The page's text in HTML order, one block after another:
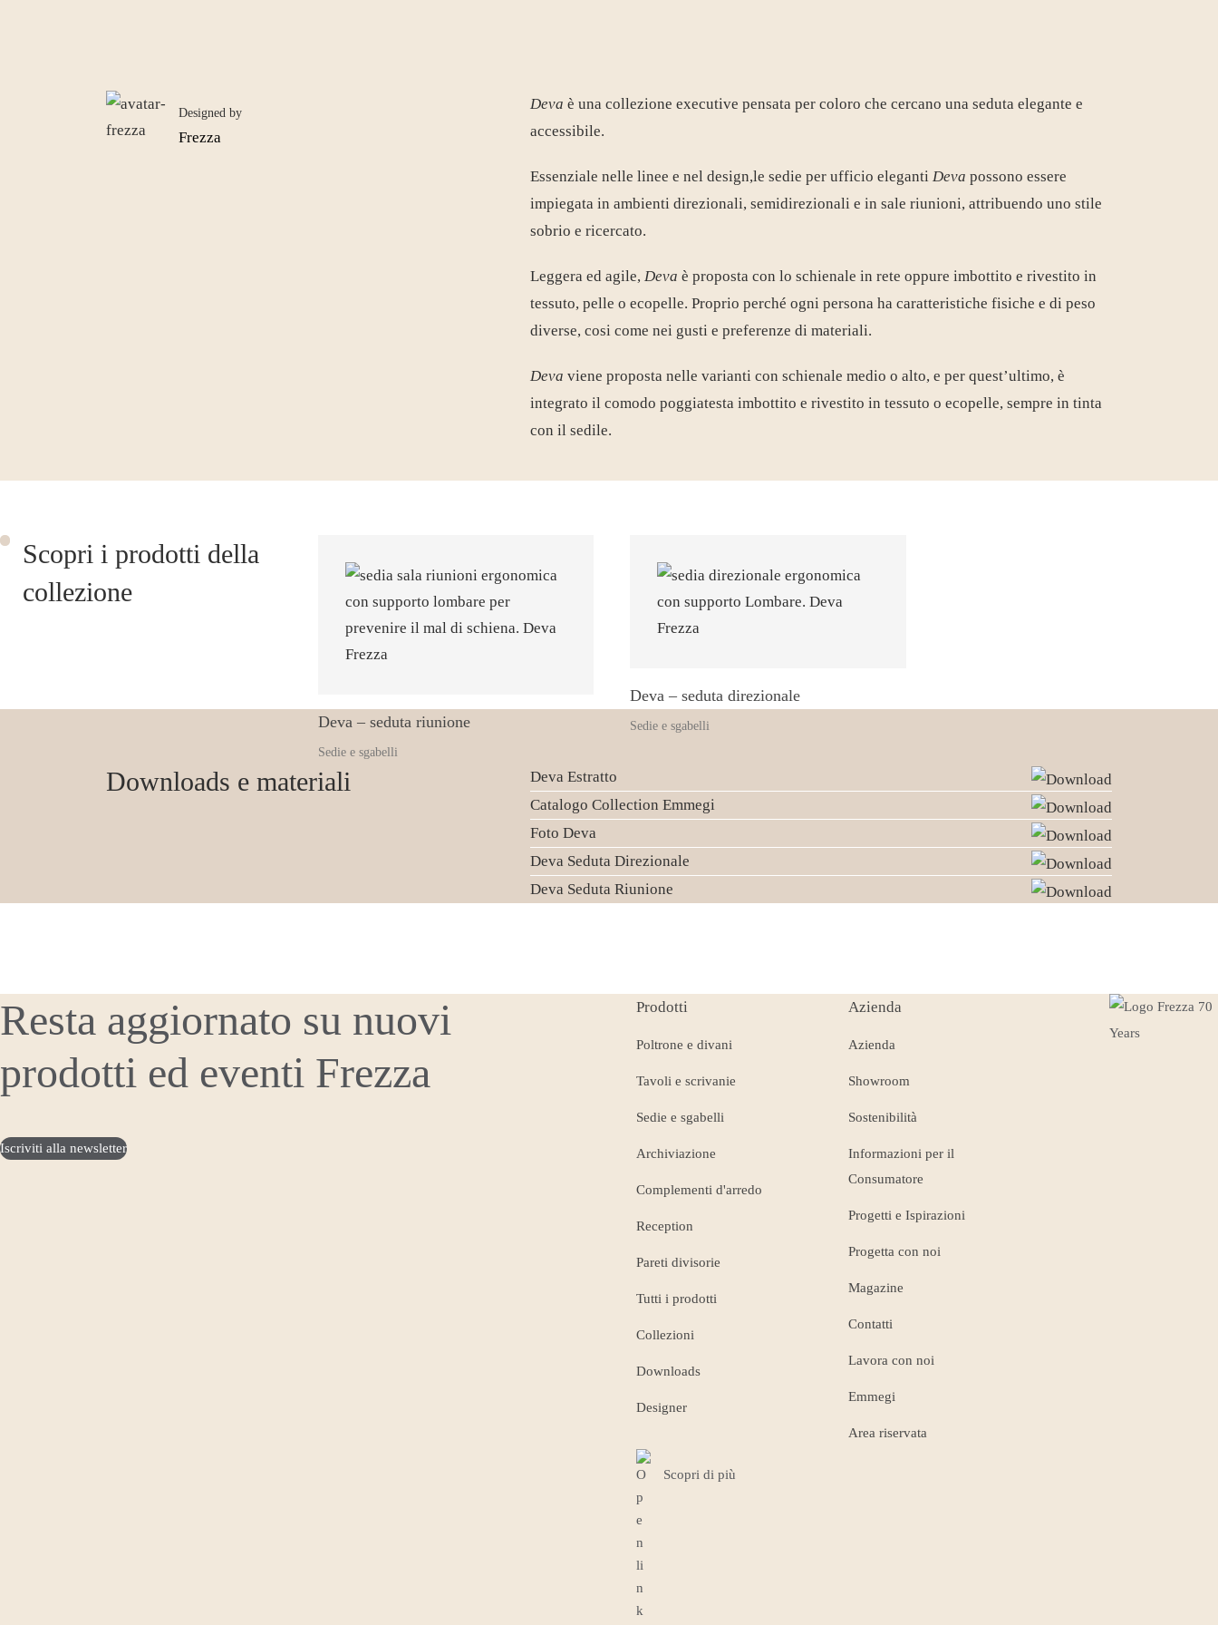
Designed by
Frezza
Deva è una collezione executive pensata per coloro che cercano una seduta elegante e
accessibile.
Essenziale nelle linee e nel design,le sedie per ufficio eleganti Deva possono essere
impiegata in ambienti direzionali, semidirezionali e in sale riunioni, attribuendo uno stile
sobrio e ricercato.
Leggera ed agile, Deva è proposta con lo schienale in rete oppure imbottito e rivestito in
tessuto, pelle o ecopelle. Proprio perché ogni persona ha caratteristiche fisiche e di peso
diverse, cosi come nei gusti e preferenze di materiali.
Deva viene proposta nelle varianti con schienale medio o alto, e per quest’ultimo, è
integrato il comodo poggiatesta imbottito e rivestito in tessuto o ecopelle, sempre in tinta
con il sedile.
Scopri i prodotti della
collezione
Deva – seduta riunione
Sedie e sgabelli
Deva – seduta direzionale
Sedie e sgabelli
Downloads e materiali
Deva Estratto
Catalogo Collection Emmegi
Foto Deva
Deva Seduta Direzionale
Deva Seduta Riunione
Resta aggiornato su nuovi
prodotti ed eventi Frezza
Iscriviti alla newsletter
Prodotti
Poltrone e divani
Tavoli e scrivanie
Sedie e sgabelli
Archiviazione
Complementi d'arredo
Reception
Pareti divisorie
Tutti i prodotti
Collezioni
Downloads
Designer
Scopri di più
Azienda
Azienda
Showroom
Sostenibilità
Informazioni per il
Consumatore
Progetti e Ispirazioni
Progetta con noi
Magazine
Contatti
Lavora con noi
Emmegi
Area riservata